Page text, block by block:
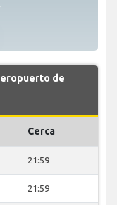
de
Cerca
21:59
21:59